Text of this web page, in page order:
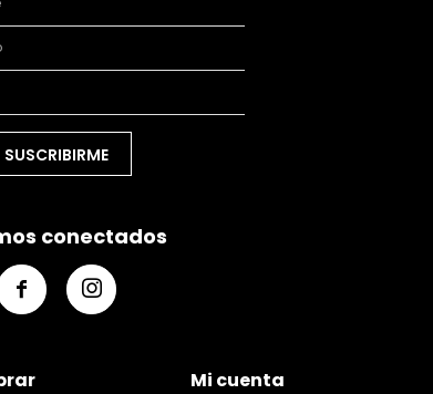
Mi cuenta
SUSCRIBIRME
conectados
 